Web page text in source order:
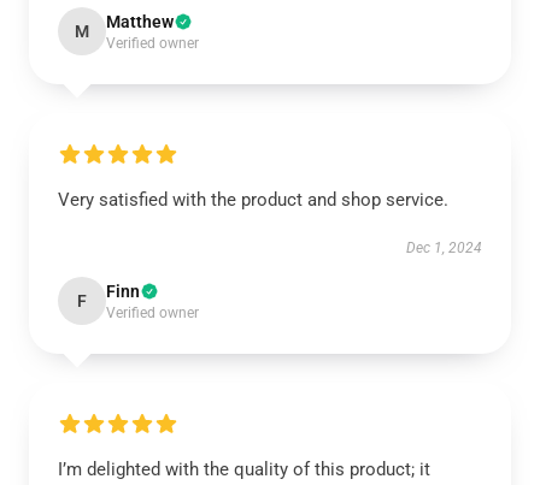
M Matthew
Verified owner
Very satisfied with the product and shop service.
Dec 1, 2024
F Finn
Verified owner
I’m delighted with the quality of this product; it